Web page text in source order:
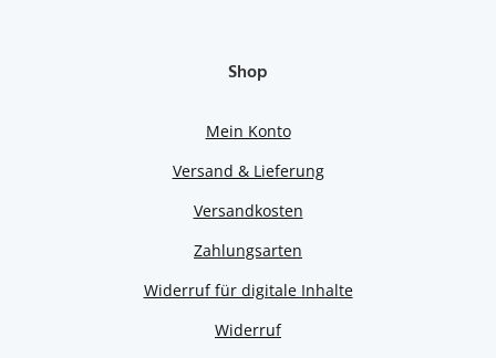
Shop
Mein Konto
Versand & Lieferung
Versandkosten
Zahlungsarten
Widerruf für digitale Inhalte
Widerruf